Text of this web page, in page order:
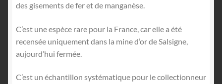
des gisements de fer et de manganèse.
C’est une espèce rare pour la France, car elle a été
recensée uniquement dans la mine d’or de Salsigne,
aujourd’hui fermée.
C’est un échantillon systématique pour le collectionneur